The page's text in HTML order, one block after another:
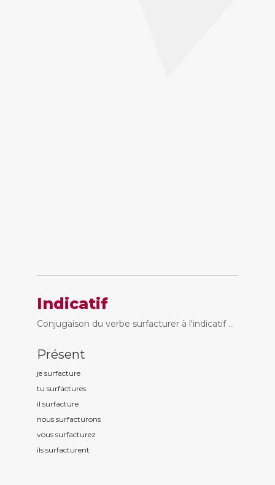
Indicatif
Conjugaison du verbe surfacturer à l'indicatif ...
Présent
je surfacture
tu surfactures
il surfacture
nous surfacturons
vous surfacturez
ils surfacturent